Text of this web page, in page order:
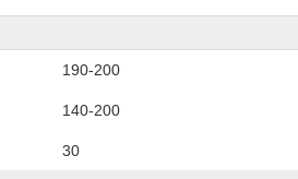
190-200
140-200
30